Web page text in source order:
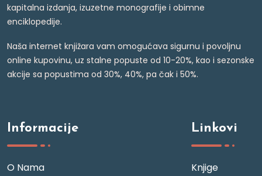
kapitalna izdanja, izuzetne monografije i obimne
enciklopedije.
Naša internet knjižara vam omogućava sigurnu i povoljnu
online kupovinu, uz stalne popuste od 10-20%, kao i sezonske
akcije sa popustima od 30%, 40%, pa čak i 50%.
Informacije
O Nama
Linkovi
Knjige